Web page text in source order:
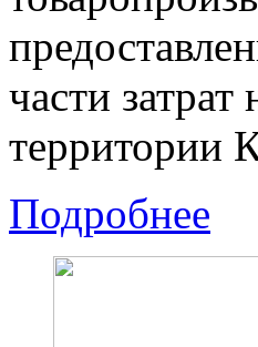
части
территории
Подробнее